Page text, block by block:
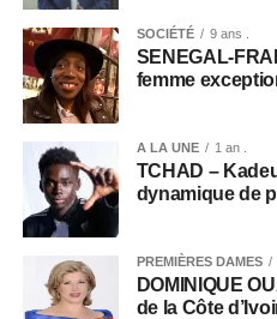
SOCIÉTÉ 9 ans .
SENEGAL-
femme
A LA UNE 1 an .
TCHAD –
dynamique de
PREMIÈRES DAMES
DOMINIQUE
de la Côte